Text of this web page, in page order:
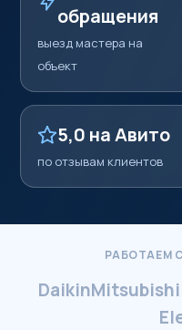
обращения
выезд мастера на
объект
5,0 на Авито
по отзывам клиентов
РАБОТАЕМ
DaikinMitsubishi